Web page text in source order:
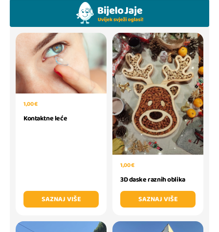
1,00 €
Kontaktne leće
SAZNAJ VIŠE
1,00 €
3D daske raznih oblika
SAZNAJ VIŠE